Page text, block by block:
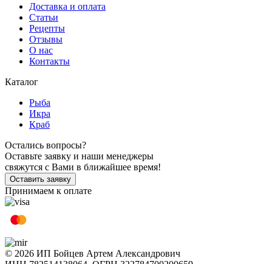
Доставка и оплата
Статьи
Рецепты
Отзывы
О нас
Контакты
Каталог
Рыба
Икра
Краб
Остались вопросы?
Оставьте заявку и наши менеджеры
свяжутся с Вами в ближайшее время!
Оставить заявку
Принимаем к оплате
© 2026 ИП Бойцев Артем Александрович